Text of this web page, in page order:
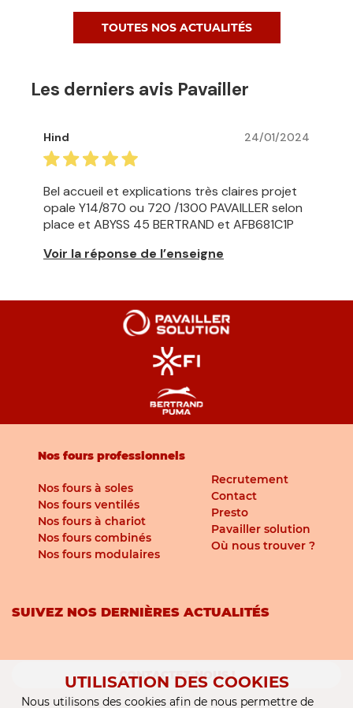
UTILISATION DES COOKIES
Nous utilisons des cookies afin de nous permettre de
TOUTES NOS ACTUALITÉS
Nos fours professionnels
Nos fours à soles
Nos fours ventilés
Nos fours à chariot
Nos fours combinés
Nos fours modulaires
Recrutement
Contact
Presto
Pavailler solution
Où nous trouver ?
SUIVEZ NOS DERNIÈRES ACTUALITÉS
CONTACTEZ-NOUS !